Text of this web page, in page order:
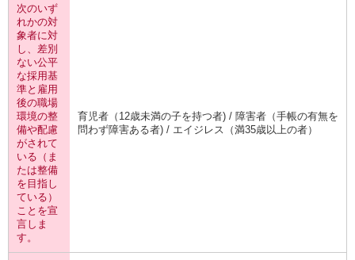
次のいず
れかの対
象者に対
し、差別
ない公平
な採用基
準と雇用
後の職場
環境の整
備や配慮
がされて
いる（ま
たは整備
を目指し
ている）
ことを宣
言しま
す。
育児者（12歳未満の子を持つ者) / 障害者（手帳の有無を
問わず障害ある者) / エイジレス（満35歳以上の者）